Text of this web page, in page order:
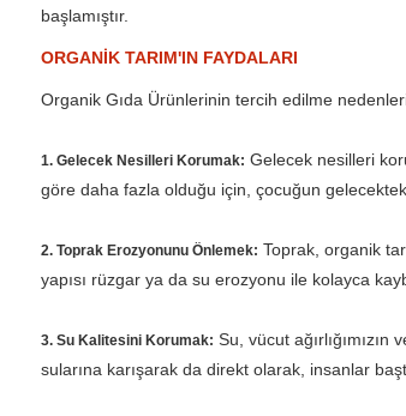
başlamıştır.
ORGANİK TARIM'IN FAYDALARI
Organik Gıda Ürünlerinin tercih edilme
1. Gelecek Nesilleri Korumak: Gelecek nesilleri
göre daha fazla olduğu için, çocuğun gelecekteki
2. Toprak Erozyonunu Önlemek: Toprak, organik
yapısı rüzgar ya da su erozyonu ile kolayca
3. Su Kalitesini Korumak: Su, vücut
sularına karışarak da direkt olarak, insanlar